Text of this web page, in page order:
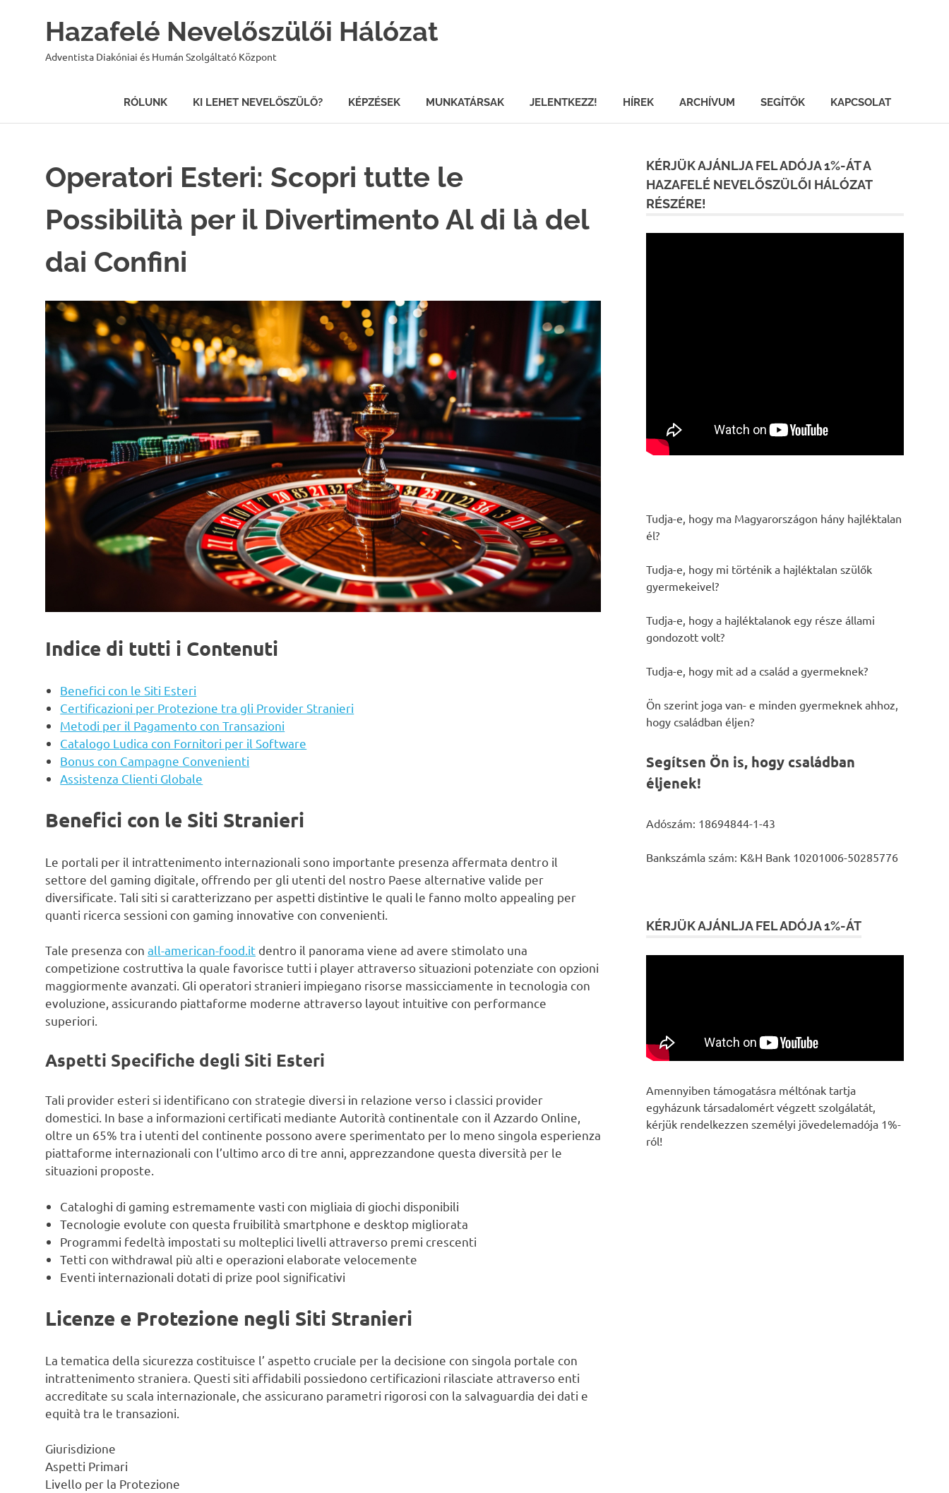
Hazafelé Nevelőszülői Hálózat
Adventista Diakóniai és Humán Szolgáltató Központ
RÓLUNK KI LEHET NEVELŐSZÜLŐ? KÉPZÉSEK MUNKATÁRSAK JELENTKEZZ! HÍREK ARCHÍVUM SEGÍTŐK KAPCSOLAT
Operatori Esteri: Scopri tutte le
Possibilità per il Divertimento Al di là del
dai Confini
Indice di tutti i Contenuti
Benefici con le Siti Esteri
Certificazioni per Protezione tra gli Provider Stranieri
Metodi per il Pagamento con Transazioni
Catalogo Ludica con Fornitori per il Software
Bonus con Campagne Convenienti
Assistenza Clienti Globale
Benefici con le Siti Stranieri
Le portali per il intrattenimento internazionali sono importante presenza affermata dentro il
settore del gaming digitale, offrendo per gli utenti del nostro Paese alternative valide per
diversificate. Tali siti si caratterizzano per aspetti distintive le quali le fanno molto appealing per
quanti ricerca sessioni con gaming innovative con convenienti.
Tale presenza con all-american-food.it dentro il panorama viene ad avere stimolato una
competizione costruttiva la quale favorisce tutti i player attraverso situazioni potenziate con opzioni
maggiormente avanzati. Gli operatori stranieri impiegano risorse massicciamente in tecnologia con
evoluzione, assicurando piattaforme moderne attraverso layout intuitive con performance
superiori.
Aspetti Specifiche degli Siti Esteri
Tali provider esteri si identificano con strategie diversi in relazione verso i classici provider
domestici. In base a informazioni certificati mediante Autorità continentale con il Azzardo Online,
oltre un 65% tra i utenti del continente possono avere sperimentato per lo meno singola esperienza
piattaforme internazionali con l’ultimo arco di tre anni, apprezzandone questa diversità per le
situazioni proposte.
Cataloghi di gaming estremamente vasti con migliaia di giochi disponibili
Tecnologie evolute con questa fruibilità smartphone e desktop migliorata
Programmi fedeltà impostati su molteplici livelli attraverso premi crescenti
Tetti con withdrawal più alti e operazioni elaborate velocemente
Eventi internazionali dotati di prize pool significativi
Licenze e Protezione negli Siti Stranieri
La tematica della sicurezza costituisce l’ aspetto cruciale per la decisione con singola portale con
intrattenimento straniera. Questi siti affidabili possiedono certificazioni rilasciate attraverso enti
accreditate su scala internazionale, che assicurano parametri rigorosi con la salvaguardia dei dati e
equità tra le transazioni.
Giurisdizione
Aspetti Primari
Livello per la Protezione
KÉRJÜK AJÁNLJA FEL ADÓJA 1%-ÁT A
HAZAFELÉ NEVELŐSZÜLŐI HÁLÓZAT
RÉSZÉRE!
Tudja-e, hogy ma Magyarországon hány hajléktalan
él?
Tudja-e, hogy mi történik a hajléktalan szülők
gyermekeivel?
Tudja-e, hogy a hajléktalanok egy része állami
gondozott volt?
Tudja-e, hogy mit ad a család a gyermeknek?
Ön szerint joga van- e minden gyermeknek ahhoz,
hogy családban éljen?
Segítsen Ön is, hogy családban
éljenek!
Adószám: 18694844-1-43
Bankszámla szám: K&H Bank 10201006-50285776
KÉRJÜK AJÁNLJA FEL ADÓJA 1%-ÁT
Amennyiben támogatásra méltónak tartja
egyházunk társadalomért végzett szolgálatát,
kérjük rendelkezzen személyi jövedelemadója 1%-
ról!